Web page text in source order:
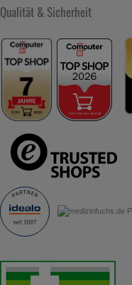
Qualität & Sicherheit